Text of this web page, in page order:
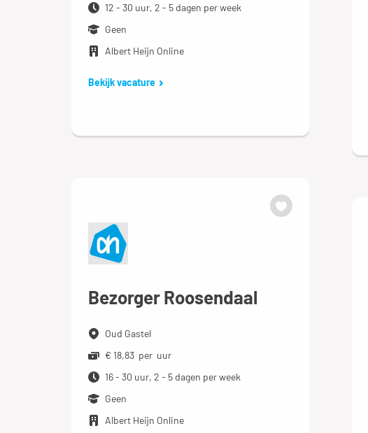
12 - 30 uur, 2 - 5 dagen per week
Geen
Albert Heijn Online
Bekijk vacature
Bezorger Roosendaal
Oud Gastel
€ 18,83 per uur
16 - 30 uur, 2 - 5 dagen per week
Geen
Albert Heijn Online